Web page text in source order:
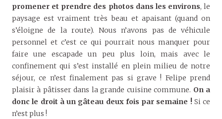
promener et prendre des photos dans les environs, le
paysage est vraiment très beau et apaisant (quand on
s’éloigne de la route). Nous n’avons pas de véhicule
personnel et c’est ce qui pourrait nous manquer pour
faire une escapade un peu plus loin, mais avec le
confinement qui s’est installé en plein milieu de notre
séjour, ce n’est finalement pas si grave ! Felipe prend
plaisir à pâtisser dans la grande cuisine commune. On a
donc le droit à un gâteau deux fois par semaine !Si ce
n’est plus !